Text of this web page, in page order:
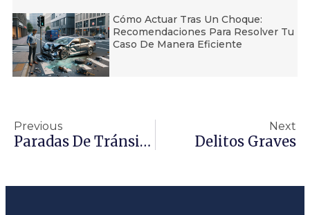
Cómo Actuar Tras Un Choque:
Recomendaciones Para Resolver Tu
Caso De Manera Eficiente
Previous
Paradas De Tránsito – ¿Puede Un Oficial Revisar Su Auto?
Next
Delitos Graves